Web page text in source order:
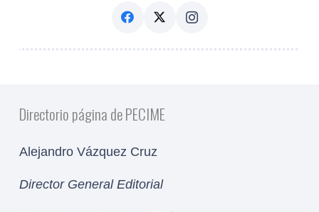
Directorio página de PECIME
Alejandro Vázquez Cruz
Director General Editorial